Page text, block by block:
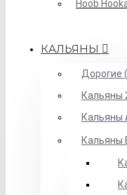
Hoob
КАЛЬЯНЫ
Дорогие
Кальяны
Кальяны
Кальяны